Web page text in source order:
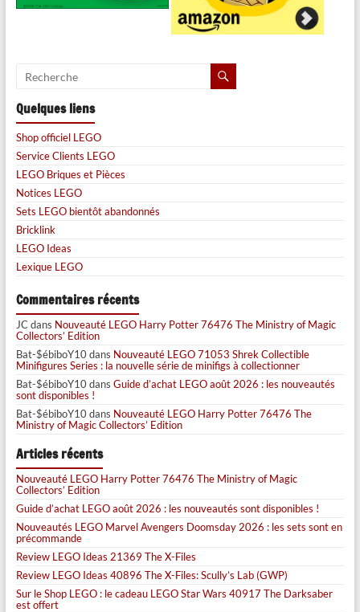
Quelques liens
Shop officiel LEGO
Service Clients LEGO
LEGO Briques et Pièces
Notices LEGO
Sets LEGO bientôt abandonnés
Bricklink
LEGO Ideas
Lexique LEGO
Commentaires récents
JCdans Nouveauté LEGO Harry Potter 76476 The Ministry of Magic
Collectors’ Edition
Bat-$ébiboY10dans Nouveauté LEGO 71053 Shrek Collectible
Minifigures Series : la nouvelle série de minifigs à collectionner
Bat-$ébiboY10dans Guide d’achat LEGO août 2026 : les nouveautés
sont disponibles !
Bat-$ébiboY10dans Nouveauté LEGO Harry Potter 76476 The
Ministry of Magic Collectors’ Edition
Articles récents
Nouveauté LEGO Harry Potter 76476 The Ministry of Magic
Collectors’ Edition
Guide d’achat LEGO août 2026 : les nouveautés sont disponibles !
Nouveautés LEGO Marvel Avengers Doomsday 2026 : les sets sont en
précommande
Review LEGO Ideas 21369 The X-Files
Review LEGO Ideas 40896 The X-Files: Scully’s Lab (GWP)
Sur le Shop LEGO : le cadeau LEGO Star Wars 40917 The Darksaber
est offert